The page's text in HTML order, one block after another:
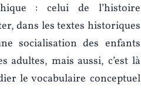
: celui de l’histoire
dans les textes historiques
socialisation des enfants
adultes, mais aussi, c’est là
le vocabulaire conceptuel